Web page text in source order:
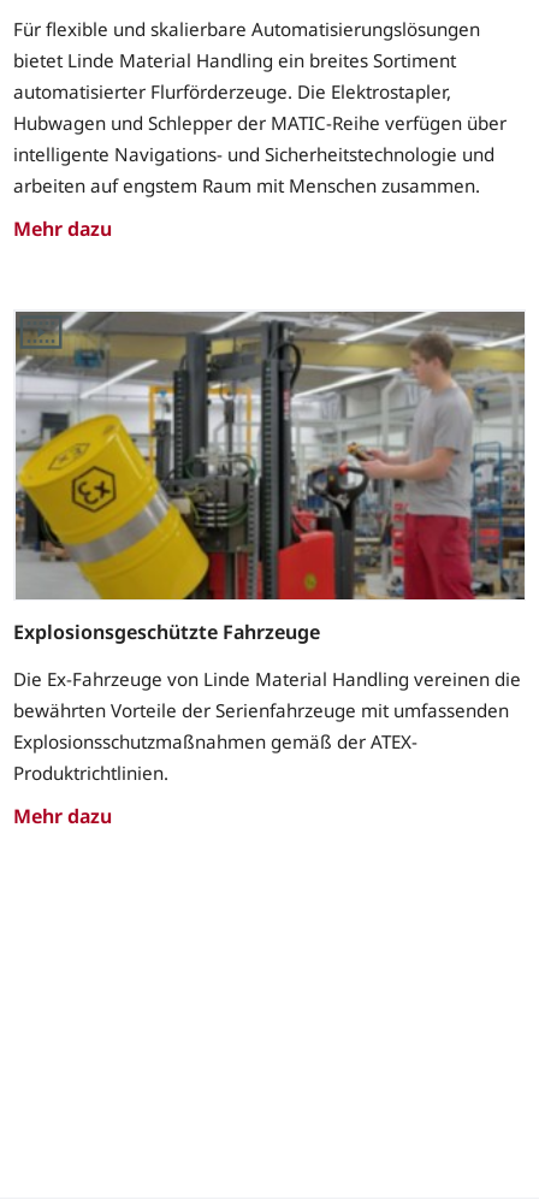
Für flexible und skalierbare Automatisierungslösungen
bietet Linde Material Handling ein breites Sortiment
automatisierter Flurförderzeuge. Die Elektrostapler,
Hubwagen und Schlepper der MATIC-Reihe verfügen über
intelligente Navigations- und Sicherheitstechnologie und
arbeiten auf engstem Raum mit Menschen zusammen.
Mehr dazu
Explosionsgeschützte Fahrzeuge
Die Ex-Fahrzeuge von Linde Material Handling vereinen die
bewährten Vorteile der Serienfahrzeuge mit umfassenden
Explosionsschutzmaßnahmen gemäß der ATEX-
Produktrichtlinien.
Mehr dazu